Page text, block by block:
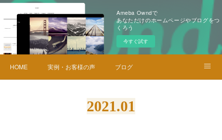
Ameba Owndで
あなただけのホームページやブログをつ
くろう
今すぐ試す
HOME 実例・お客様の声 ブログ
2021.01